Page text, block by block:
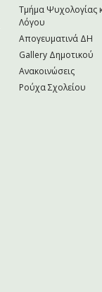
Τμήμα Ψυχολογίας
Λόγου
Απογευματινά ΔΗ
Gallery Δημοτικού
Ανακοινώσεις
Ρούχα Σχολείου